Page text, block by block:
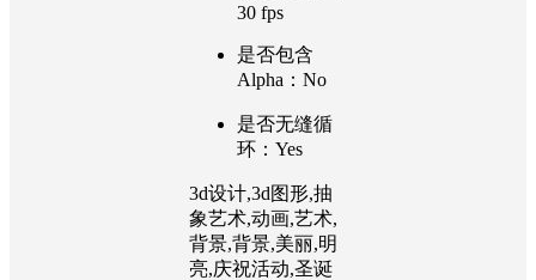
30 fps
是否包含
Alpha：No
是否无缝循
环：Yes
3d设计,3d图形,抽
象艺术,动画,艺术,
背景,背景,美丽,明
亮,庆祝活动,圣诞